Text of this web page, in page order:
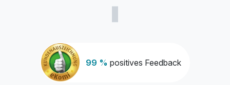
99 % positives Feedback